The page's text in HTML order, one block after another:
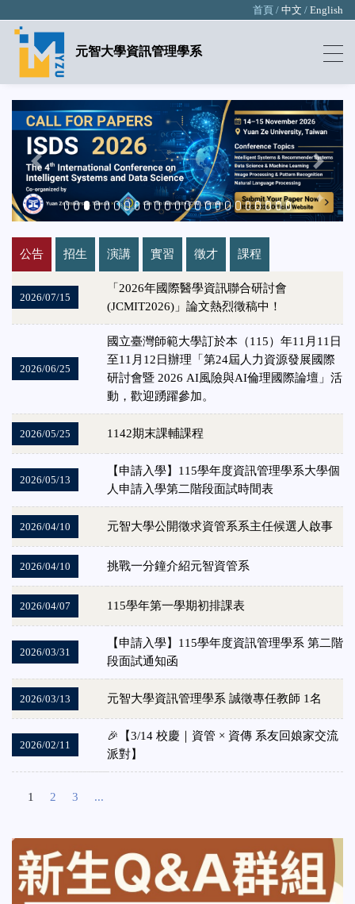
首頁 / 中文 / English
元智大學資訊管理學系
Previous Next
2026/07/15
「2026年國際醫學資訊聯合研討會
(JCMIT2026)」論文熱烈徵稿中！
2026/06/25
國立臺灣師範大學訂於本（115）年11月11日
至11月12日辦理「第24屆人力資源發展國際
研討會暨 2026 AI風險與AI倫理國際論壇」活
動，歡迎踴躍參加。
2026/05/25 1142期末課輔課程
2026/05/13
【申請入學】115學年度資訊管理學系大學個
人申請入學第二階段面試時間表
2026/04/10 元智大學公開徵求資管系系主任候選人啟事
2026/04/10 挑戰一分鐘介紹元智資管系
2026/04/07 115學年第一學期初排課表
2026/03/31
【申請入學】115學年度資訊管理學系 第二階
段面試通知函
2026/03/13 元智大學資訊管理學系 誠徵專任教師 1名
2026/02/11
🎉【3/14 校慶｜資管 × 資傳 系友回娘家交流
派對】
1 2 3 ...